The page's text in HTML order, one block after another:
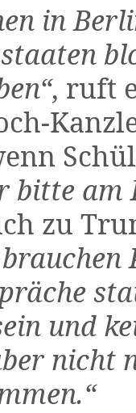
in
, ruft
bitte
zu
und
nicht